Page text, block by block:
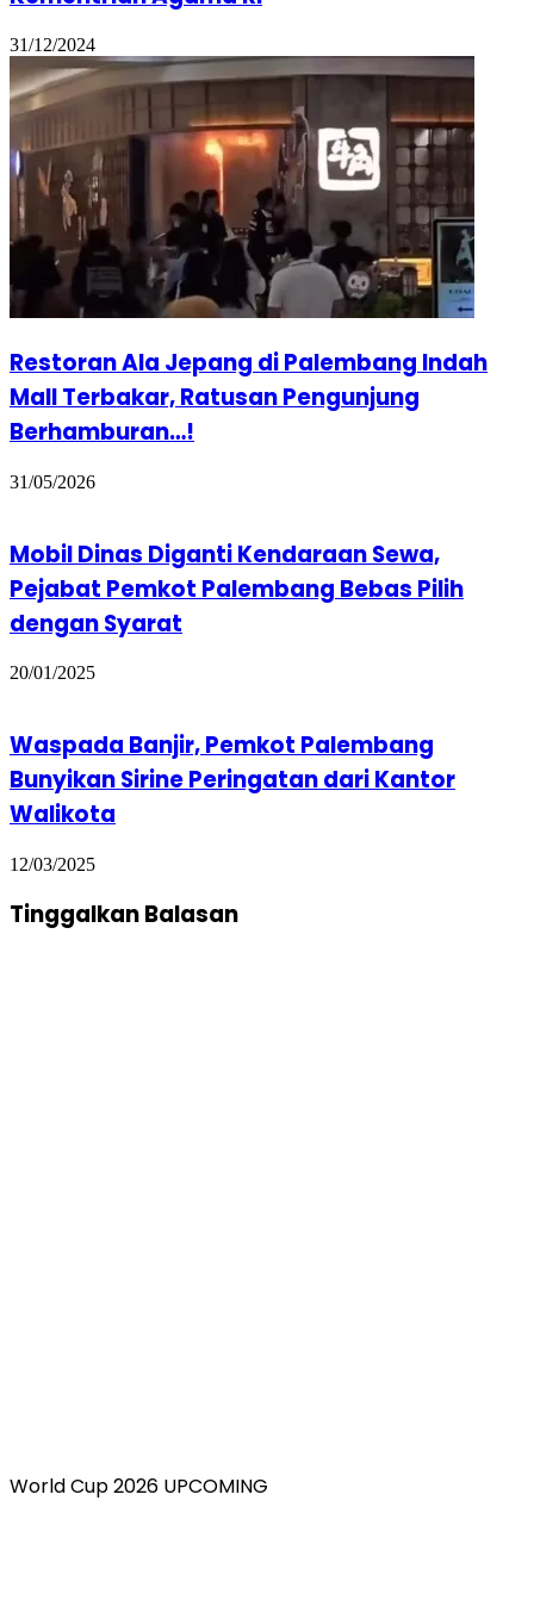
31/12/2024
Restoran Ala Jepang di Palembang Indah
Mall Terbakar, Ratusan Pengunjung
Berhamburan…!
31/05/2026
Mobil Dinas Diganti Kendaraan Sewa,
Pejabat Pemkot Palembang Bebas Pilih
dengan Syarat
20/01/2025
Waspada Banjir, Pemkot Palembang
Bunyikan Sirine Peringatan dari Kantor
Walikota
12/03/2025
Tinggalkan Balasan
World Cup 2026 UPCOMING